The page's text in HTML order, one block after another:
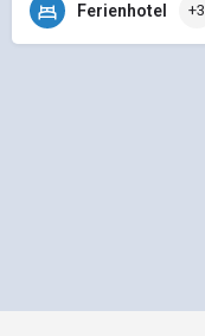
Ferienhotel +3